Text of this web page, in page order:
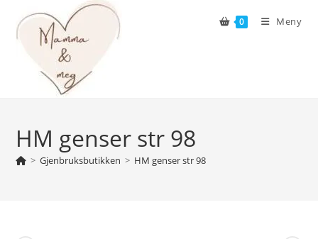
content
0 Meny
HM genser str 98
> Gjenbruksbutikken > HM genser str 98